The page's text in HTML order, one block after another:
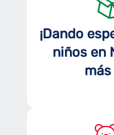
¡Dando
niños en